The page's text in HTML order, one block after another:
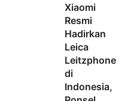
Xiaomi
Resmi
Hadirkan
Leica
Leitzphone
di
Indonesia,